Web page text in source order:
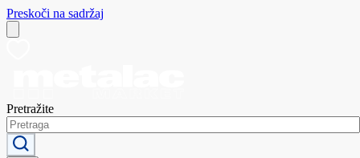
Preskoči na sadržaj
Pretražite